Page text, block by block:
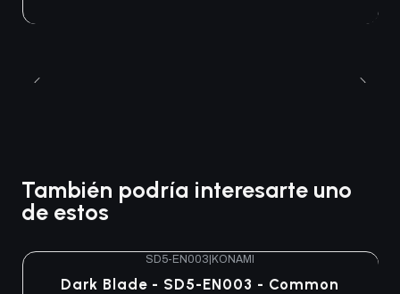
También podría interesarte uno
de estos
SD5-EN003 KONAMI
Dark Blade - SD5-EN003 - Common